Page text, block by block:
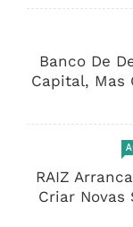
Banco De
Capital, Mas
RAIZ
Criar Novas